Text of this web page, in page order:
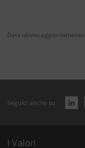
Data ultimo
Seguici anche su
I Valori